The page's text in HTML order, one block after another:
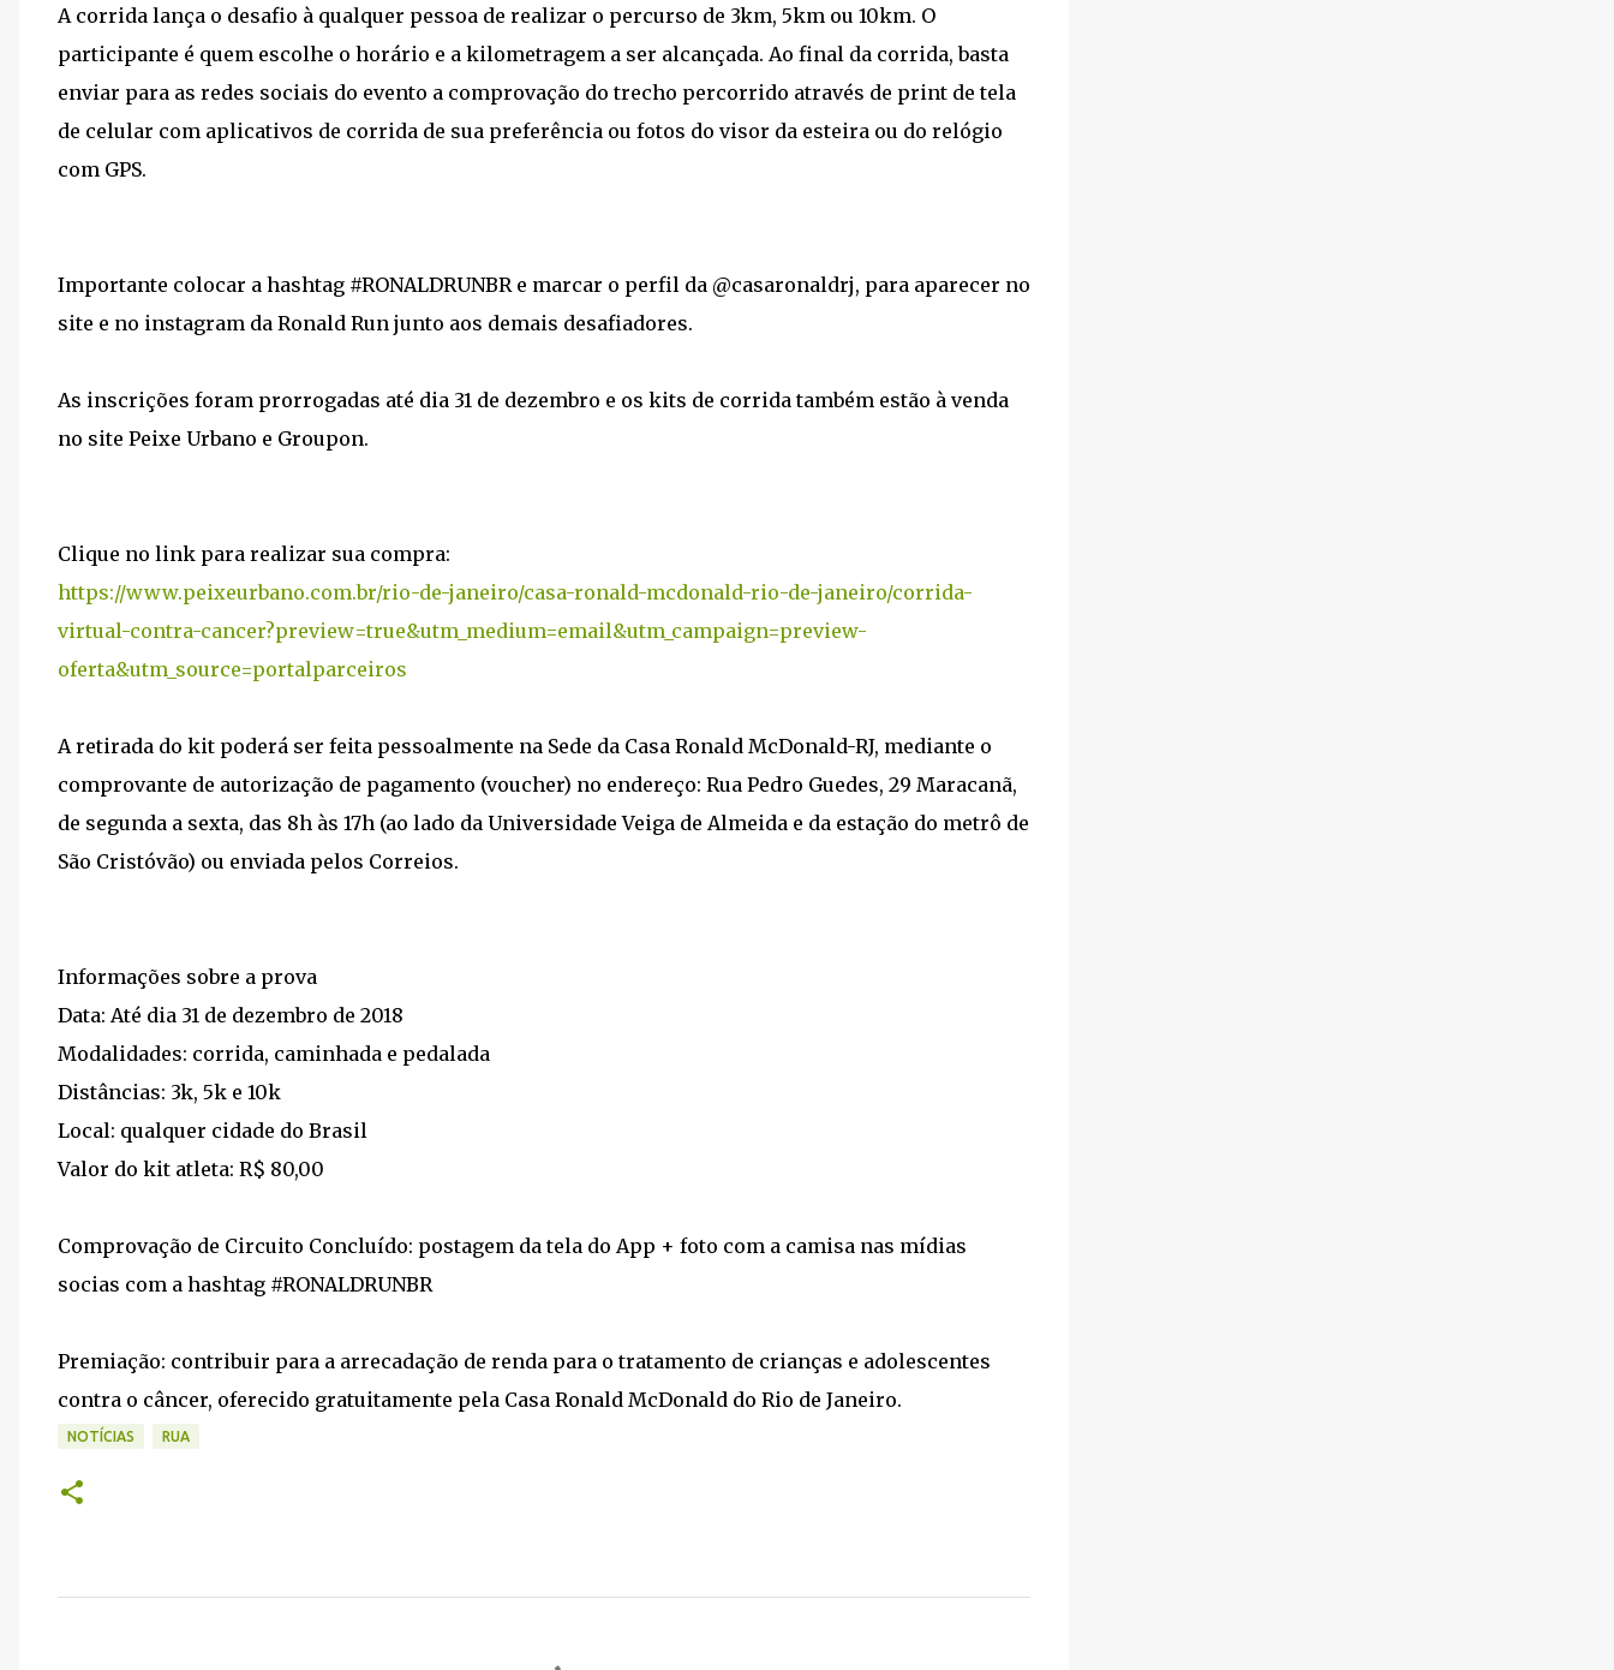
A corrida lança o desafio à qualquer pessoa de realizar o percurso de 3km, 5km ou 10km. O
participante é quem escolhe o horário e a kilometragem a ser alcançada. Ao final da corrida, basta
enviar para as redes sociais do evento a comprovação do trecho percorrido através de print de tela
de celular com aplicativos de corrida de sua preferência ou fotos do visor da esteira ou do relógio
com GPS.
Importante colocar a hashtag #RONALDRUNBR e marcar o perfil da @casaronaldrj, para aparecer no
site e no instagram da Ronald Run junto aos demais desafiadores.
As inscrições foram prorrogadas até dia 31 de dezembro e os kits de corrida também estão à venda
no site Peixe Urbano e Groupon.
Clique no link para realizar sua compra:
https://www.peixeurbano.com.br/rio-de-janeiro/casa-ronald-mcdonald-rio-de-janeiro/corrida-
virtual-contra-cancer?preview=true&utm_medium=email&utm_campaign=preview-
oferta&utm_source=portalparceiros
A retirada do kit poderá ser feita pessoalmente na Sede da Casa Ronald McDonald-RJ, mediante o
comprovante de autorização de pagamento (voucher) no endereço: Rua Pedro Guedes, 29 Maracanã,
de segunda a sexta, das 8h às 17h (ao lado da Universidade Veiga de Almeida e da estação do metrô de
São Cristóvão) ou enviada pelos Correios.
Informações sobre a prova
Data: Até dia 31 de dezembro de 2018
Modalidades: corrida, caminhada e pedalada
Distâncias: 3k, 5k e 10k
Local: qualquer cidade do Brasil
Valor do kit atleta: R$ 80,00
Comprovação de Circuito Concluído: postagem da tela do App + foto com a camisa nas mídias
socias com a hashtag #RONALDRUNBR
Premiação: contribuir para a arrecadação de renda para o tratamento de crianças e adolescentes
contra o câncer, oferecido gratuitamente pela Casa Ronald McDonald do Rio de Janeiro.
NOTÍCIAS RUA